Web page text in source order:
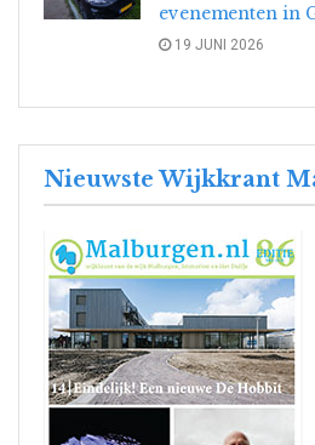
evenementen in
19 JUNI 2026
Nieuwste Wijkkrant